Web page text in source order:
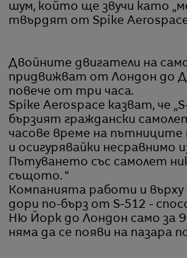
шум, който ще звучи като
твърдят от Spike
Двойните двигатели на
придвижват от Лондон до
повече от три часа.
Spike Aerospace казват, че
бързият граждански
часове време на пътниците
и осигурявайки несравнимо
Пътуването със самолет
същото. “
Компанията работи и
дори по-бърз от S-512 -
Ню Йорк до Лондон само за
няма да се появи на пазара